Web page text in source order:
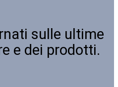
sulle ultime
e dei prodotti.